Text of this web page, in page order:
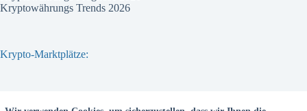
Kryptowährungs Trends 2026
Krypto-Marktplätze: